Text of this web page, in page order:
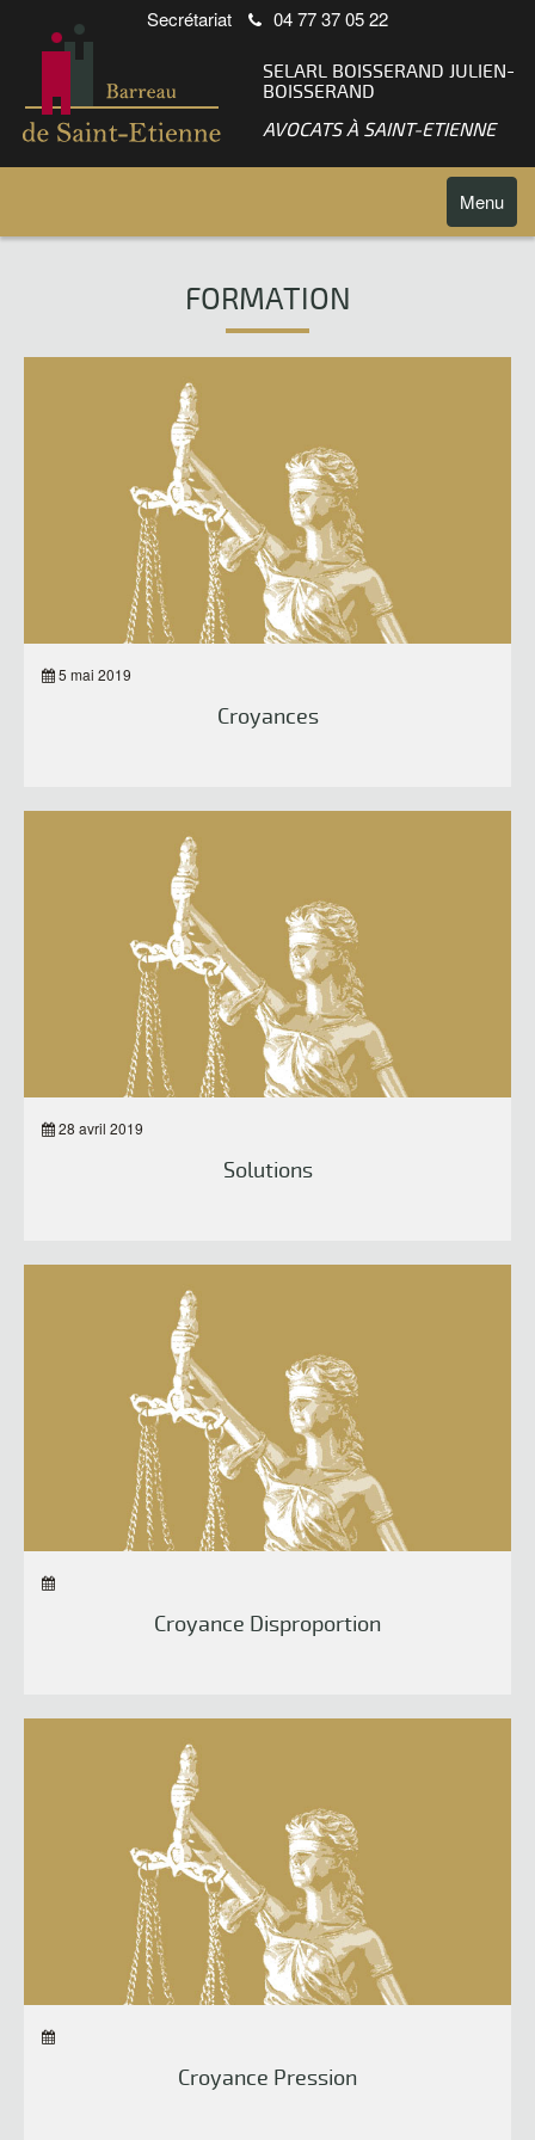
Secrétariat 04 77 37 05 22
SELARL BOISSERAND JULIEN-
BOISSERAND
AVOCATS À SAINT-ETIENNE
Toggle
Menu
FORMATION
5 mai 2019
Croyances
28 avril 2019
Solutions
Croyance Disproportion
Croyance Pression
Navigation